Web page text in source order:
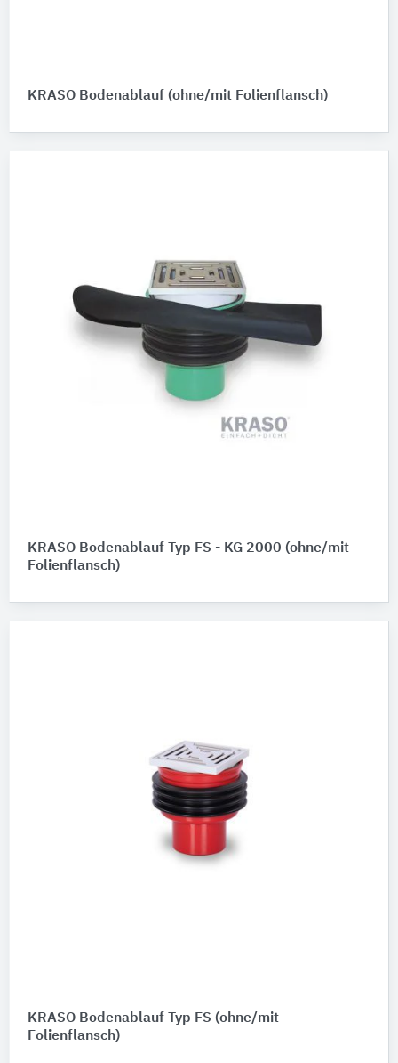
KRASO Bodenablauf (ohne/mit Folienflansch)
KRASO Bodenablauf Typ FS - KG 2000 (ohne/mit
Folienflansch)
KRASO Bodenablauf Typ FS (ohne/mit
Folienflansch)